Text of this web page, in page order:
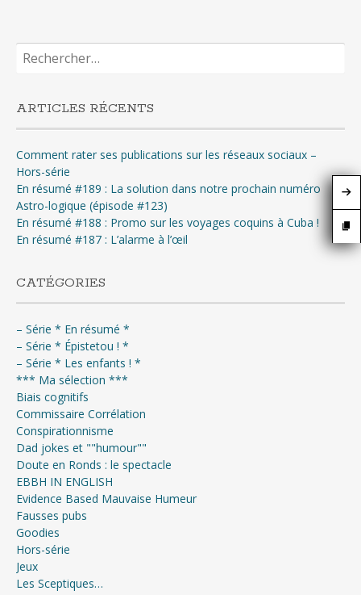
Rechercher :
ARTICLES RÉCENTS
Comment rater ses publications sur les réseaux sociaux –
Hors-série
En résumé #189 : La solution dans notre prochain numéro
Astro-logique (épisode #123)
En résumé #188 : Promo sur les voyages coquins à Cuba !
En résumé #187 : L’alarme à l’œil
CATÉGORIES
– Série * En résumé *
– Série * Épistetou ! *
– Série * Les enfants ! *
*** Ma sélection ***
Biais cognitifs
Commissaire Corrélation
Conspirationnisme
Dad jokes et ""humour""
Doute en Ronds : le spectacle
EBBH IN ENGLISH
Evidence Based Mauvaise Humeur
Fausses pubs
Goodies
Hors-série
Jeux
Les Sceptiques…